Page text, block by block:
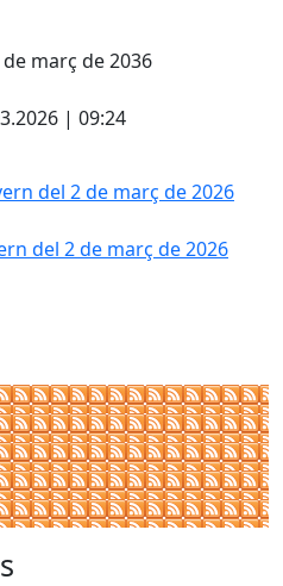
març de 2036
| 09:24
del 2 de març de 2026
del 2 de març de 2026